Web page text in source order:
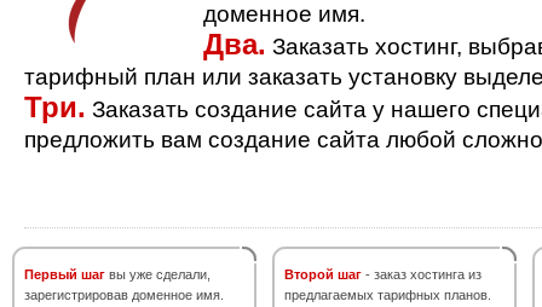
доменное имя.
Два. Заказать хостинг,
тарифный план или заказать установку
Три. Заказать создание сайта у нашего
предложить вам создание сайта любой
Первый шаг вы уже сделали,
зарегистрировав доменное имя.
Второй шаг - заказ хостинга из
предлагаемых тарифных планов.